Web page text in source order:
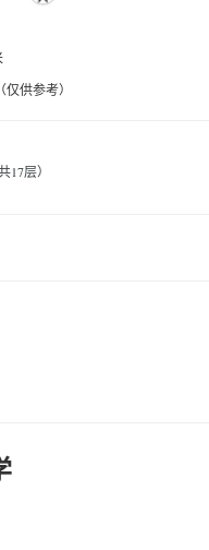
供参考）
17层）